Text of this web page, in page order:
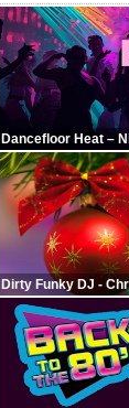
Dancefloor Heat –
Dirty Funky DJ -